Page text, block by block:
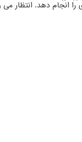
انتظار می رود که